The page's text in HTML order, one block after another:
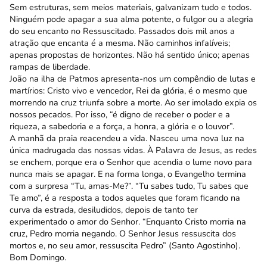
Sem estruturas, sem meios materiais, galvanizam tudo e todos.
Ninguém pode apagar a sua alma potente, o fulgor ou a alegria
do seu encanto no Ressuscitado. Passados dois mil anos a
atração que encanta é a mesma. Não caminhos infalíveis;
apenas propostas de horizontes. Não há sentido único; apenas
rampas de liberdade.
João na ilha de Patmos apresenta-nos um compêndio de lutas e
martírios: Cristo vivo e vencedor, Rei da glória, é o mesmo que
morrendo na cruz triunfa sobre a morte. Ao ser imolado expia os
nossos pecados. Por isso, “é digno de receber o poder e a
riqueza, a sabedoria e a força, a honra, a glória e o louvor”.
A manhã da praia reacendeu a vida. Nasceu uma nova luz na
única madrugada das nossas vidas. À Palavra de Jesus, as redes
se enchem, porque era o Senhor que acendia o lume novo para
nunca mais se apagar. E na forma longa, o Evangelho termina
com a surpresa “Tu, amas-Me?”. “Tu sabes tudo, Tu sabes que
Te amo”, é a resposta a todos aqueles que foram ficando na
curva da estrada, desiludidos, depois de tanto ter
experimentado o amor do Senhor. “Enquanto Cristo morria na
cruz, Pedro morria negando. O Senhor Jesus ressuscita dos
mortos e, no seu amor, ressuscita Pedro” (Santo Agostinho).
Bom Domingo.